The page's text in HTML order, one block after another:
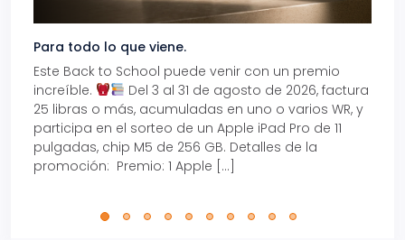
Para todo lo que viene.
Este Back to School puede venir con un premio
increíble.
Del 3 al 31 de agosto de 2026, factura
25 libras o más, acumuladas en uno o varios WR, y
participa en el sorteo de un Apple iPad Pro de 11
pulgadas, chip M5 de 256 GB. Detalles de la
promoción: Premio: 1 Apple […]